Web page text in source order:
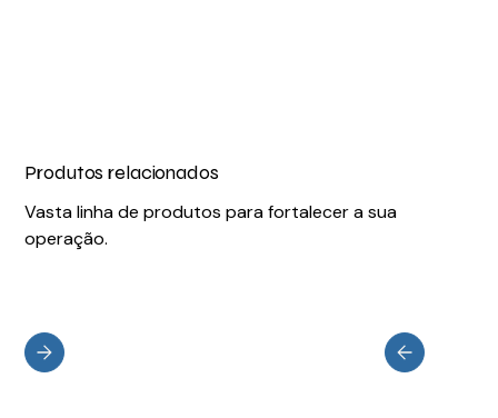
Produtos relacionados
Vasta linha de produtos para fortalecer a sua
operação.